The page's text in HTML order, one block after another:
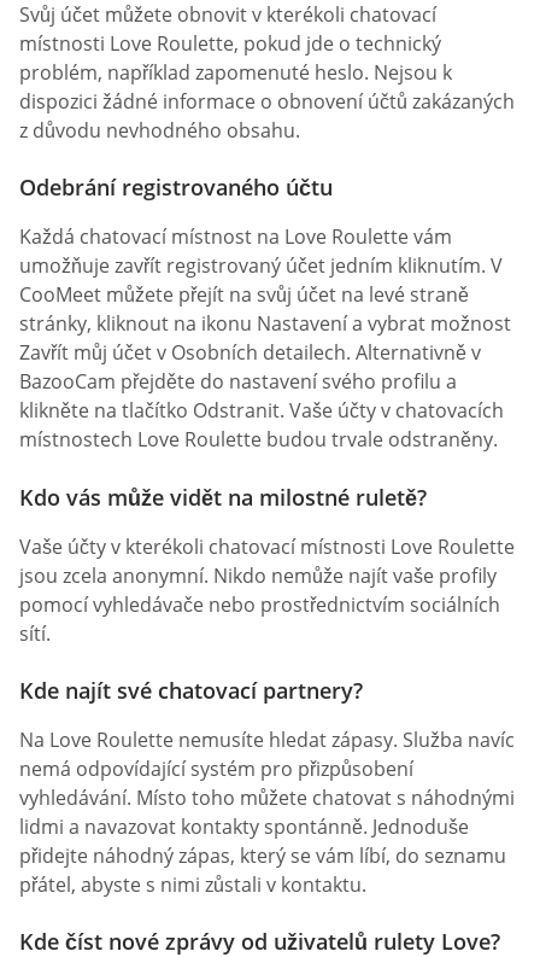
Svůj účet můžete obnovit v kterékoli chatovací
místnosti Love Roulette, pokud jde o technický
problém, například zapomenuté heslo. Nejsou k
dispozici žádné informace o obnovení účtů zakázaných
z důvodu nevhodného obsahu.
Odebrání registrovaného účtu
Každá chatovací místnost na Love Roulette vám
umožňuje zavřít registrovaný účet jedním kliknutím. V
CooMeet můžete přejít na svůj účet na levé straně
stránky, kliknout na ikonu Nastavení a vybrat možnost
Zavřít můj účet v Osobních detailech. Alternativně v
BazooCam přejděte do nastavení svého profilu a
klikněte na tlačítko Odstranit. Vaše účty v chatovacích
místnostech Love Roulette budou trvale odstraněny.
Kdo vás může vidět na milostné ruletě?
Vaše účty v kterékoli chatovací místnosti Love Roulette
jsou zcela anonymní. Nikdo nemůže najít vaše profily
pomocí vyhledávače nebo prostřednictvím sociálních
sítí.
Kde najít své chatovací partnery?
Na Love Roulette nemusíte hledat zápasy. Služba navíc
nemá odpovídající systém pro přizpůsobení
vyhledávání. Místo toho můžete chatovat s náhodnými
lidmi a navazovat kontakty spontánně. Jednoduše
přidejte náhodný zápas, který se vám líbí, do seznamu
přátel, abyste s nimi zůstali v kontaktu.
Kde číst nové zprávy od uživatelů rulety Love?